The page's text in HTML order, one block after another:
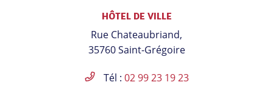
compte
Facebook
vers
le
compte
Instagram
compte
Linkedin
la
chaîne
Youtube
HÔTEL DE VILLE
Rue Chateaubriand,
35760 Saint-Grégoire
Tél : 02 99 23 19 23